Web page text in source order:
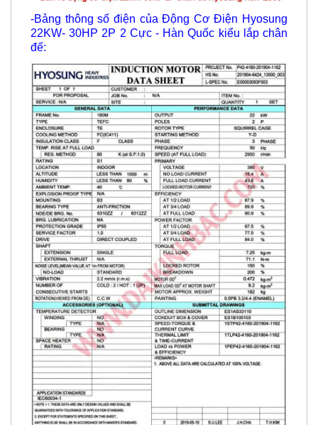
-Bảng thông số điện của Động Cơ Điện Hyosung
22KW- 30HP 2P 2 Cực - Hàn Quốc kiểu lắp chân
đế: